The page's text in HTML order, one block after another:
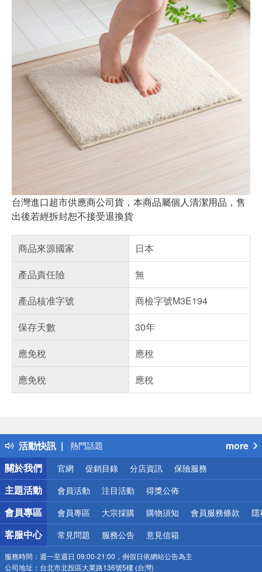
台灣進口超市供應商公司貨，本商品屬個人清潔用品，售
出後若經拆封恕不接受退換貨
商品來源國家
日本
產品責任險
無
產品核准字號
商檢字號M3E194
保存天數
30年
應免稅
應稅
應免稅
應稅
活動快訊
得獎公告
熱門話題
銀行優惠
偏遠地區配送
詐騙網頁！請小心！
more
關於我們
官網 促銷目錄 分店資訊 保險服務
主題活動 會員活動 注目活動 得獎公佈
會員專區 會員專區 大宗採購 購物須知 會員服務條款 隱
客服中心 常見問題 服務公告 意見信箱
服務時間： 週一至週日 09:00-21:00，例假日依網站公告為主
公司地址： 台北市北投區大業路136號5樓 (台灣)